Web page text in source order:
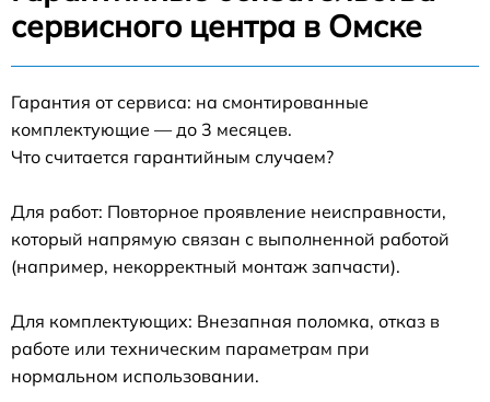
сервисного центра в Омске
Гарантия от сервиса: на смонтированные
комплектующие — до 3 месяцев.
Что считается гарантийным случаем?
Для работ: Повторное проявление неисправности,
который напрямую связан с выполненной работой
(например, некорректный монтаж запчасти).
Для комплектующих: Внезапная поломка, отказ в
работе или техническим параметрам при
нормальном использовании.